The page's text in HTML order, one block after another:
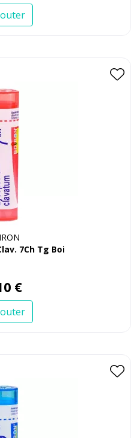
7Ch Tg Boi
€